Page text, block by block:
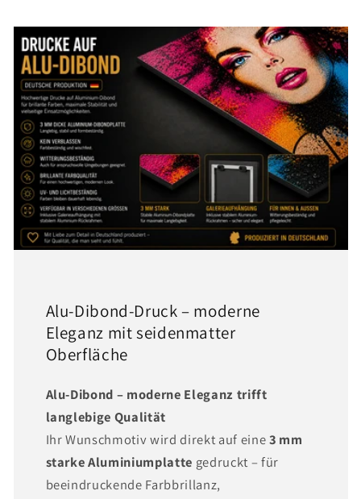
Alu-Dibond-Druck – moderne
Eleganz mit seidenmatter
Oberfläche
Alu-Dibond – moderne Eleganz trifft
langlebige Qualität
Ihr Wunschmotiv wird direkt auf eine3 mm
starke Aluminiumplatte gedruckt – für
beeindruckende Farbbrillanz,